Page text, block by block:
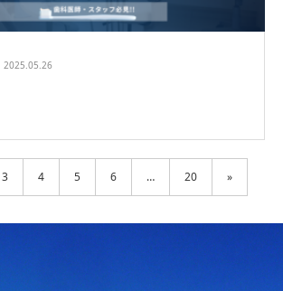
2025.05.26
3 4 5 6 … 20 »